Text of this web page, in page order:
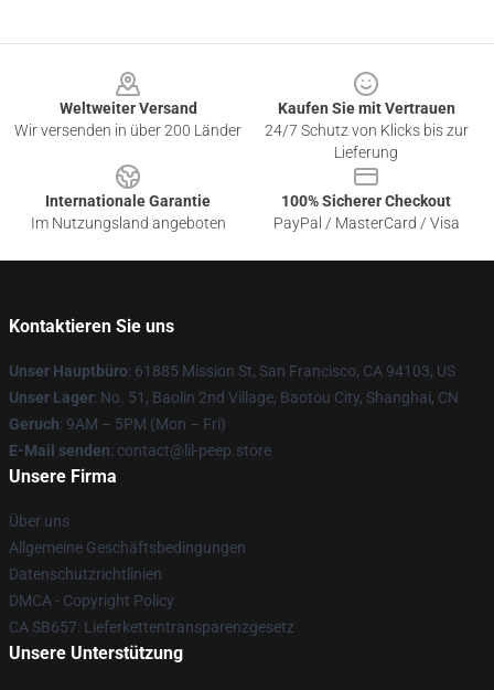
Weltweiter Versand
Wir versenden in über 200 Länder
Kaufen Sie mit Vertrauen
24/7 Schutz von Klicks bis zur
Lieferung
Internationale Garantie
Im Nutzungsland angeboten
100% Sicherer Checkout
PayPal / MasterCard / Visa
Kontaktieren Sie uns
Unser Hauptbüro: 61885 Mission St, San Francisco, CA 94103, US
Unser Lager: No. 51, Baolin 2nd Village, Baotou City, Shanghai, CN
Geruch: 9AM – 5PM (Mon – Fri)
E-Mail senden: contact@lil-peep.store
Unsere Firma
Über uns
Allgemeine Geschäftsbedingungen
Datenschutzrichtlinien
DMCA - Copyright Policy
CA SB657: Lieferkettentransparenzgesetz
Unsere Unterstützung